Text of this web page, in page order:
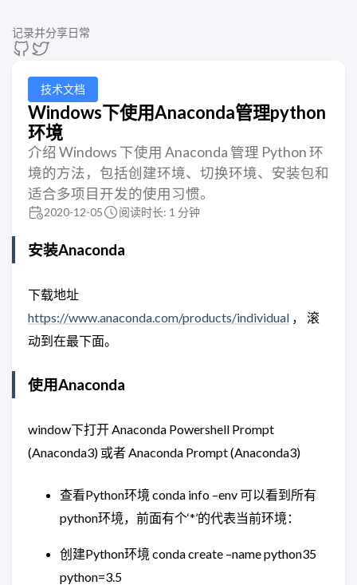
记录并分享日常
技术文档
Windows下使用Anaconda管理python
环境
介绍 Windows 下使用 Anaconda 管理 Python 环
境的方法，包括创建环境、切换环境、安装包和
适合多项目开发的使用习惯。
2020-12-05 阅读时长: 1 分钟
安装Anaconda
下载地址
https://www.anaconda.com/products/individual ， 滚
动到在最下面。
使用Anaconda
window下打开 Anaconda Powershell Prompt
(Anaconda3) 或者 Anaconda Prompt (Anaconda3)
查看Python环境 conda info –env 可以看到所有
python环境，前面有个‘*’的代表当前环境：
创建Python环境 conda create –name python35
python=3.5